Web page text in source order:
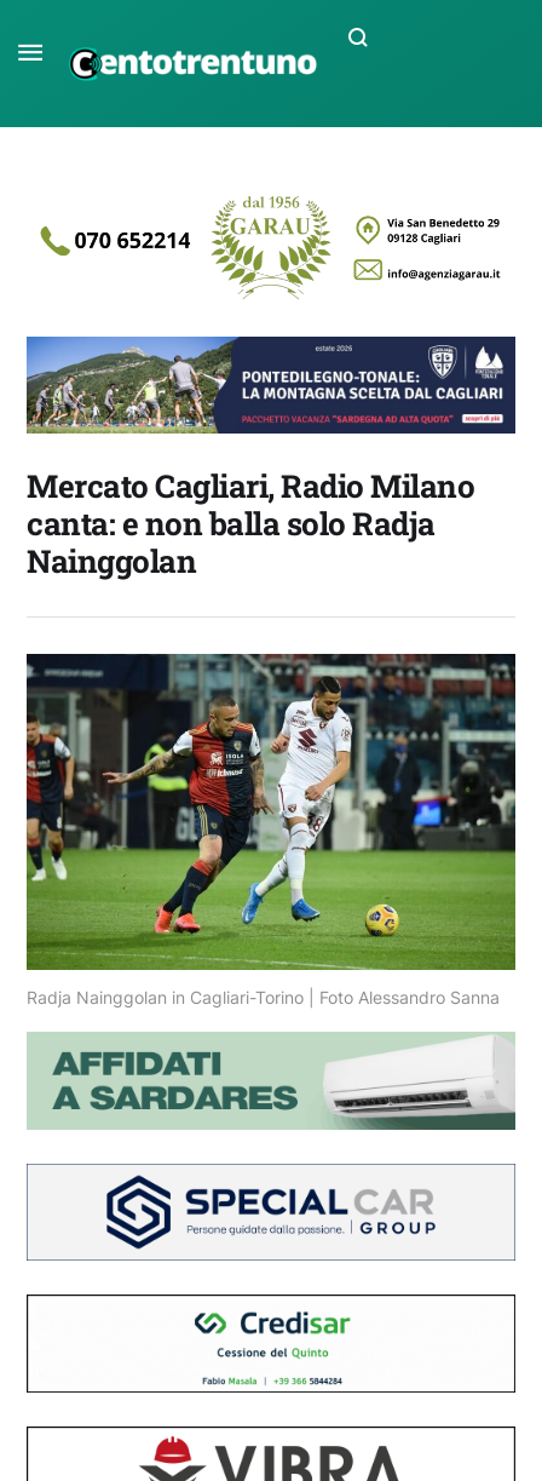
Mercato Cagliari, Radio Milano
canta: e non balla solo Radja
Nainggolan
Radja Nainggolan in Cagliari-Torino | Foto Alessandro Sanna